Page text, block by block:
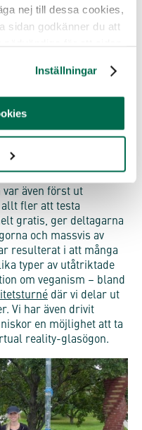
nej till dessa cookies,
sidan godkänner du att
Inställningar
veganer!
och oetiskt av
och inspiration på
en ljusare framtid för
har redan
vegoarbetet i Sverige
Vi var inte bara
var även först ut
fler att testa
gratis, ger deltagarna
och massvis av
resulterat i att många
typer av utåtriktade
om veganism – bland
där vi delar ut
Vi har även drivit
en möjlighet att ta
reality-glasögon.